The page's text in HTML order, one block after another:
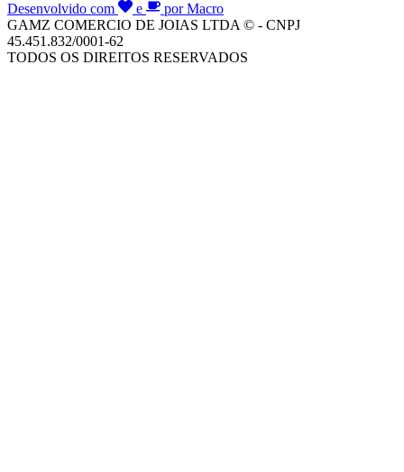
Desenvolvido com e
por Macro
GAMZ COMERCIO DE JOIAS LTDA © - CNPJ
45.451.832/0001-62
TODOS OS DIREITOS RESERVADOS